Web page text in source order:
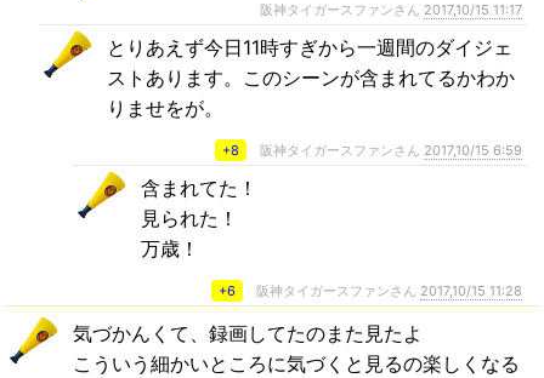
阪神タイガースファンさん 2017,10/15 11:17
とりあえず今日11時すぎから一週間のダイジェ
ストあります。このシーンが含まれてるかわか
りませをが。
+8 阪神タイガースファンさん 2017,10/15 6:59
含まれてた！
見られた！
万歳！
+6 阪神タイガースファンさん 2017,10/15 11:28
気づかんくて、録画してたのまた見たよ
こういう細かいところに気づくと見るの楽しくなる